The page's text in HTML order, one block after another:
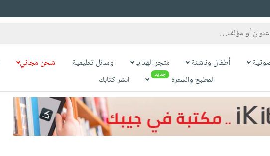
أطفال وناشئة متجر الهدايا وسائل تعليمية شحن مجاني
المطبخ والسفرة جديد انشر كتابك